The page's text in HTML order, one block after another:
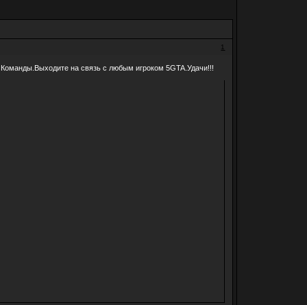
1
на связь с любым игроком 5GTA.Удачи!!!